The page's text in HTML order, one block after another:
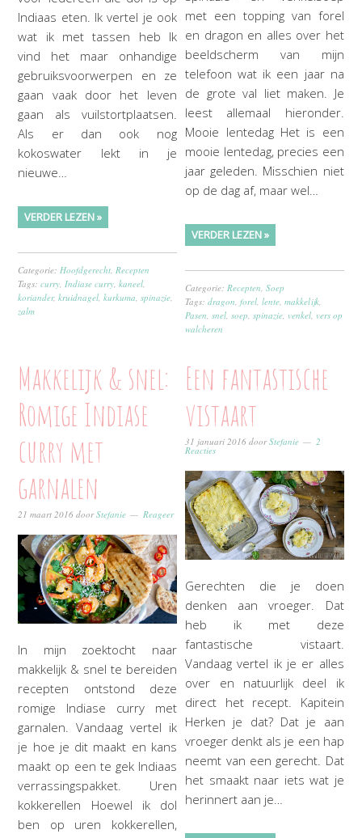
Indiaas eten. Ik vertel je ook
wat ik met tassen heb Ik
vind het maar onhandige
gebruiksvoorwerpen en ze
gaan vaak door het leven
gaan als vuilstortplaatsen.
Als er dan ook nog
kokoswater lekt in je
nieuwe…
VERDER LEZEN »
Categorie:Hoofdgerecht,Recepten
Tags:curry,Indiase curry,kaneel,
koriander,kruidnagel,kurkuma,spinazie,
zalm
met een topping van forel
en dragon en alles over het
beeldscherm van mijn
telefoon wat ik een jaar na
de grote val liet maken. Je
leest allemaal hieronder.
Mooie lentedag Het is een
mooie lentedag, precies een
jaar geleden. Misschien niet
op de dag af, maar wel…
VERDER LEZEN »
Categorie:Recepten,Soep
Tags:dragon,forel,lente,makkelijk,
Pasen,snel,soep,spinazie, venkel, vers op
walcheren
Makkelijk & snel:
Romige Indiase
curry met
garnalen
21 maart 2016 doorStefanie Reageer
In mijn zoektocht naar
makkelijk & snel te bereiden
recepten ontstond deze
romige Indiase curry met
garnalen. Vandaag vertel ik
je hoe je dit maakt en kans
maakt op een te gek Indiaas
verrassingspakket. Uren
kokkerellen Hoewel ik dol
ben op uren kokkerellen,
Een fantastische
vistaart
31 januari 2016 doorStefanie 2
Reacties
Gerechten die je doen
denken aan vroeger. Dat
heb ik met deze
fantastische vistaart.
Vandaag vertel ik je er alles
over en natuurlijk deel ik
direct het recept. Kapitein
Herken je dat? Dat je aan
vroeger denkt als je een hap
neemt van een gerecht. Dat
het smaakt naar iets wat je
herinnert aan je…